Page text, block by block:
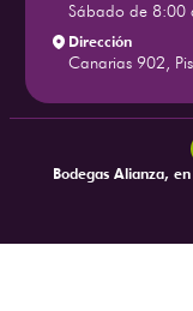
Sábado de 8:00
Dirección
Canarias 902,
Bodegas Alianza,